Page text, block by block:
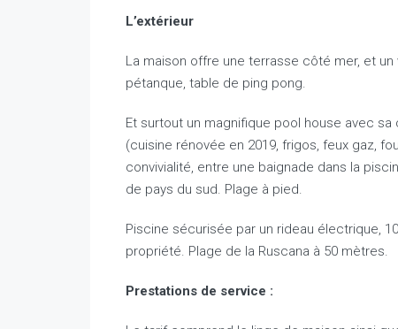
L’extérieur
La maison offre une terrasse côté mer, et
pétanque, table de ping pong.
Et surtout un magnifique pool house avec
(cuisine rénovée en 2019, frigos, feux gaz,
convivialité, entre une baignade dans la
de pays du sud. Plage à pied.
Piscine sécurisée par un rideau électrique,
propriété. Plage de la Ruscana à 50 mètres.
Prestations de service :